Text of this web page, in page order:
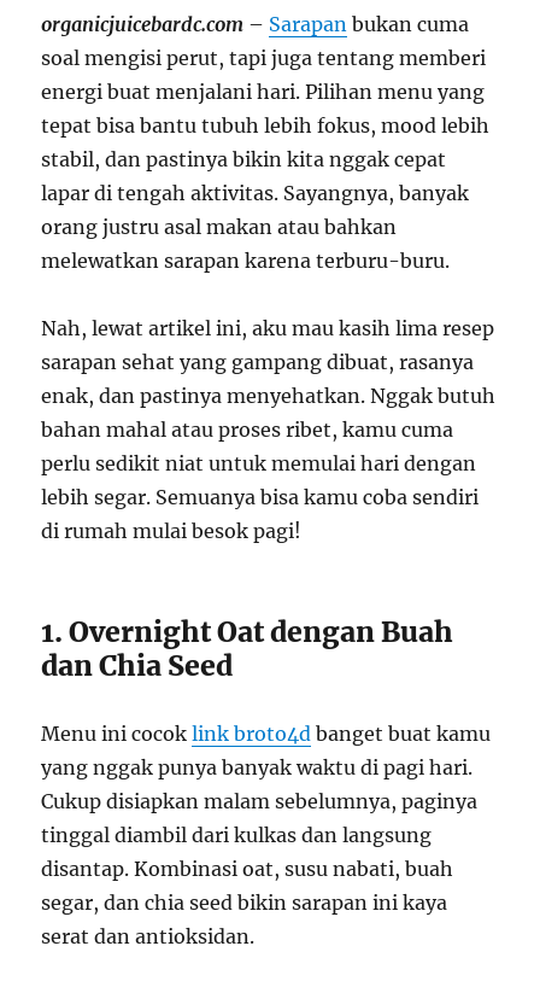
organicjuicebardc.com – Sarapan bukan cuma
soal mengisi perut, tapi juga tentang memberi
energi buat menjalani hari. Pilihan menu yang
tepat bisa bantu tubuh lebih fokus, mood lebih
stabil, dan pastinya bikin kita nggak cepat
lapar di tengah aktivitas. Sayangnya, banyak
orang justru asal makan atau bahkan
melewatkan sarapan karena terburu-buru.
Nah, lewat artikel ini, aku mau kasih lima resep
sarapan sehat yang gampang dibuat, rasanya
enak, dan pastinya menyehatkan. Nggak butuh
bahan mahal atau proses ribet, kamu cuma
perlu sedikit niat untuk memulai hari dengan
lebih segar. Semuanya bisa kamu coba sendiri
di rumah mulai besok pagi!
1. Overnight Oat dengan Buah
dan Chia Seed
Menu ini cocoklink broto4d banget buat kamu
yang nggak punya banyak waktu di pagi hari.
Cukup disiapkan malam sebelumnya, paginya
tinggal diambil dari kulkas dan langsung
disantap. Kombinasi oat, susu nabati, buah
segar, dan chia seed bikin sarapan ini kaya
serat dan antioksidan.